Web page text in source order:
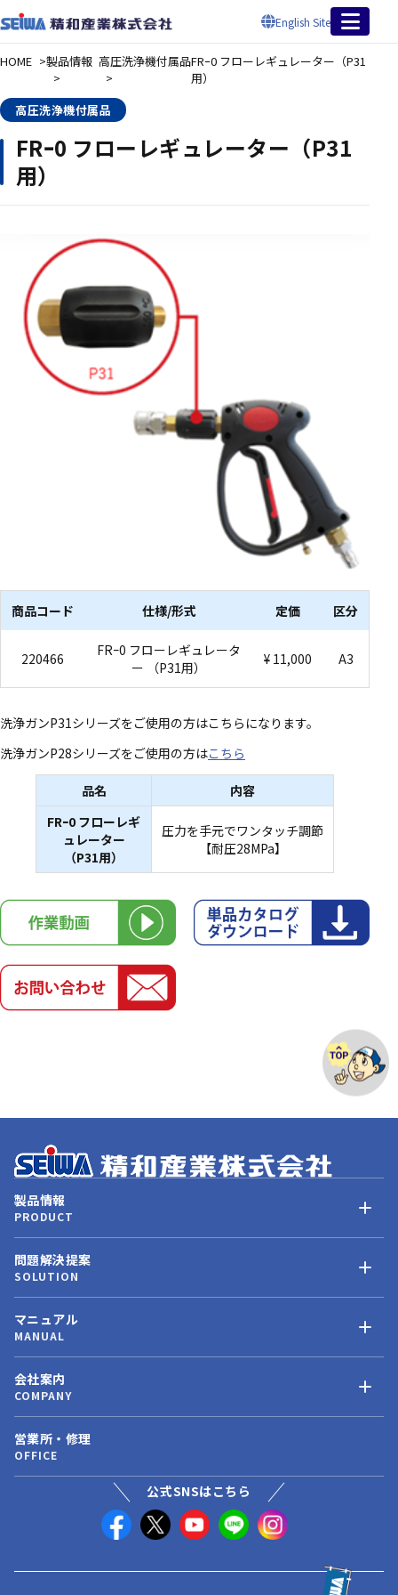
English Site
HOME 製品情報 高圧洗浄機付属品FRｰ0 フローレギュレーター（P31
用）
高圧洗浄機付属品
FRｰ0 フローレギュレーター（P31
用）
商品コード 仕様/形式 定価 区分
220466
FRｰ0 フローレギュレータ
ー （P31用）
¥ 11,000 A3
洗浄ガンP31シリーズをご使用の方はこちらになります。
洗浄ガンP28シリーズをご使用の方はこちら
品名
内容
FRｰ0 フローレギ
ュレーター
（P31用）
圧力を手元でワンタッチ調節
【耐圧28MPa】
製品情報
PRODUCT
問題解決提案
SOLUTION
マニュアル
MANUAL
会社案内
COMPANY
営業所・修理
OFFICE
公式SNSはこちら